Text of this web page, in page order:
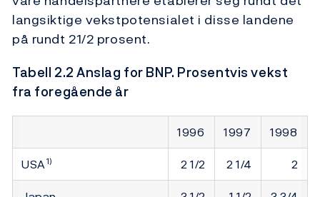
langsiktige vekstpotensialet i disse landene
på rundt 21/2 prosent.
Tabell 2.2 Anslag for BNP. Prosentvis vekst
fra foregående år
1996 1997
1998
USA1) 2 1/2 2 1/4
2